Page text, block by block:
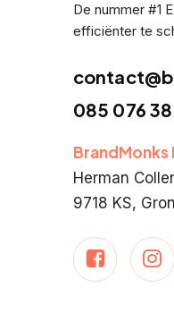
De nummer #1
efficiënter te
085 076
BrandMonks
Herman
9718 KS,